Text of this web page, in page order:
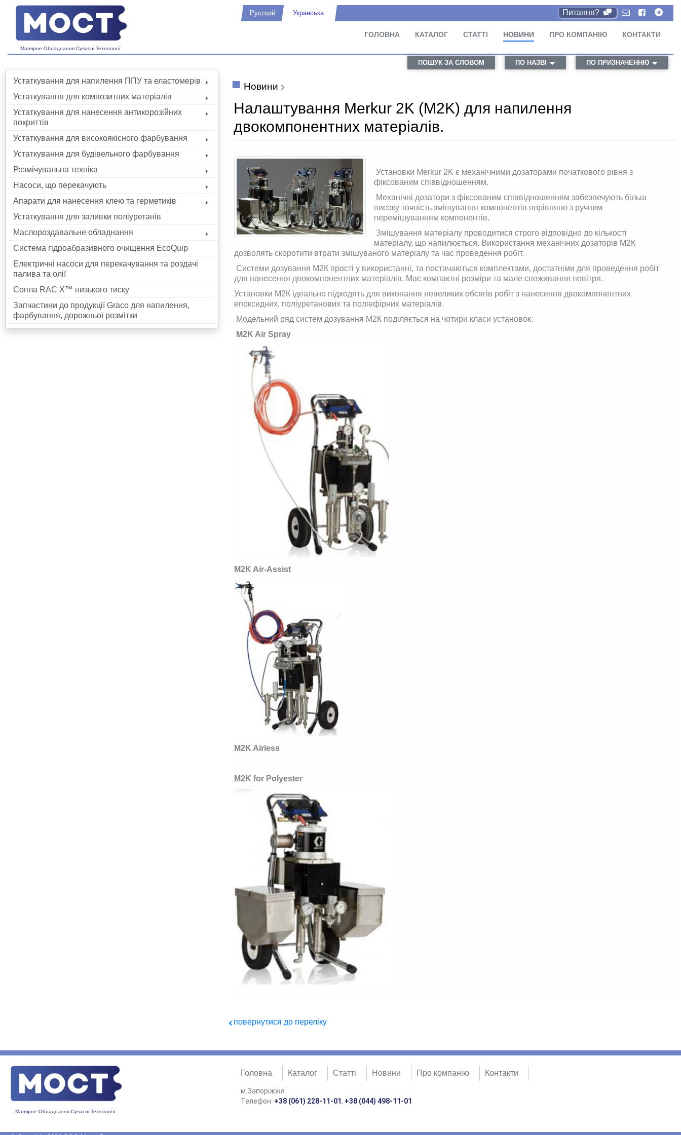
Малярне Обладнання Сучасні Технології
Русский Укранська Питання?
ГОЛОВНА КАТАЛОГ СТАТТІ НОВИНИ ПРО КОМПАНІЮ КОНТАКТИ
ПОШУК ЗА СЛОВОМ ПО НАЗВІ ПО ПРИЗНАЧЕННЮ
Устаткування для напилення ППУ та еластомерів
Устаткування для композитних матеріалів
Устаткування для нанесення антикорозійних
покриттів
Устаткування для високоякісного фарбування
Устаткування для будівельного фарбування
Розмічувальна техніка
Насоси, що перекачують
Апарати для нанесення клею та герметиків
Устаткування для заливки поліуретанів
Маслороздавальне обладнання
Система гідроабразивного очищення EcoQuip
Електричні насоси для перекачування та роздачі
палива та олії
Сопла RAC X™ низького тиску
Запчастини до продукції Graco для напилення,
фарбування, дорожньої розмітки
Новини
Налаштування Merkur 2K (M2K) для напилення
двокомпонентних матеріалів.
Установки Merkur 2K є механічними дозаторами початкового рівня з
фіксованим співвідношенням.
Механічні дозатори з фіксованим співвідношенням забезпечують більш
високу точність змішування компонентів порівняно з ручним
перемішуванням компонентів.
Змішування матеріалу проводитися строго відповідно до кількості
матеріалу, що напилюється. Використання механічних дозаторів М2К
дозволять скоротити втрати змішуваного матеріалу та час проведення робіт.
Системи дозування М2К прості у використанні, та постачаються комплектами, достатніми для проведення робіт
для нанесення двокомпонентних матеріалів. Має компактні розміри та мале споживання повітря.
Установки М2К ідеально підходять для виконання невеликих обсягів робіт з нанесення двокомпонентних
епоксидних, поліуретанових та поліефірних матеріалів.
Модельний ряд систем дозування М2К поділяється на чотири класи установок:
M2K Air Spray
M2K Air-Assist
M2K Airless
M2K for Polyester
повернутися до переліку
Малярне Обладнання Сучасні Технології
Головна Каталог Статті Новини Про компанію Контакти
м.Запоріжжя
Телефон: +38 (061) 228-11-01, +38 (044) 498-11-01